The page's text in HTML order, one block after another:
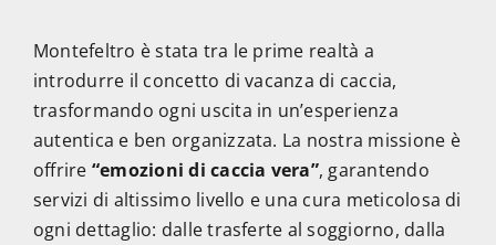
Montefeltro è stata tra le prime realtà a
introdurre il concetto di vacanza di caccia,
trasformando ogni uscita in un’esperienza
autentica e ben organizzata. La nostra missione è
offrire “emozioni di caccia vera”, garantendo
servizi di altissimo livello e una cura meticolosa di
ogni dettaglio: dalle trasferte al soggiorno, dalla